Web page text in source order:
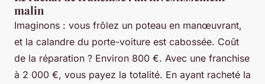
malin
Imaginons : vous frôlez un poteau en manœuvrant,
et la calandre du porte-voiture est cabossée. Coût
de la réparation ? Environ 800 €. Avec une franchise
à 2 000 €, vous payez la totalité. En ayant racheté la